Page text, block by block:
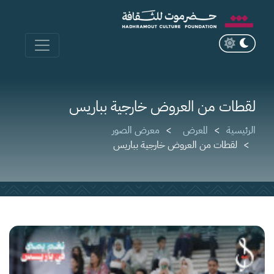
لقطات من العروض خارجية بباريس
الرئيسية المعرض
معرض الصور
لقطات من العروض خارجية بباريس